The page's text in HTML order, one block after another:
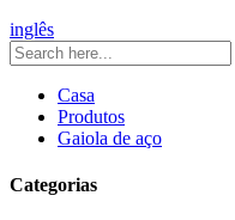
inglês
Casa
Produtos
Gaiola de aço
Categorias